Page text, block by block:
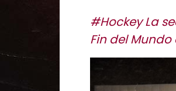
#Hockey La
Fin del